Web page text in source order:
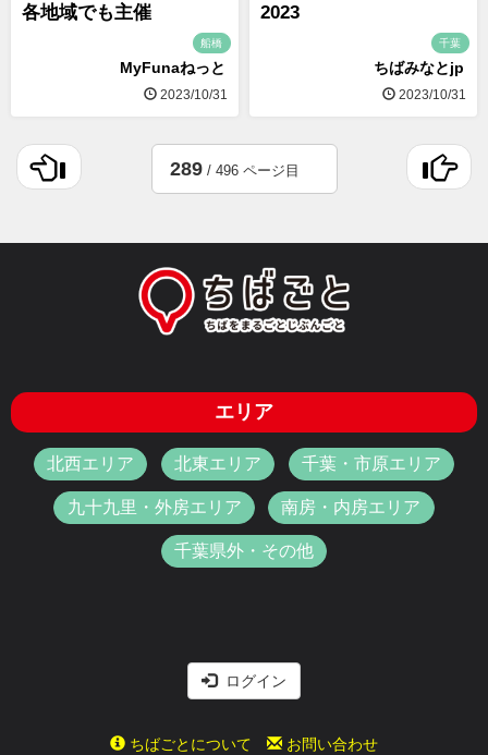
各地域でも主催
船橋
MyFunaねっと
2023/10/31
2023
千葉
ちばみなとjp
2023/10/31
289/ 496 ページ目
エリア
北西エリア 北東エリア 千葉・市原エリア
九十九里・外房エリア 南房・内房エリア
千葉県外・その他
ログイン
ちばごとについて お問い合わせ